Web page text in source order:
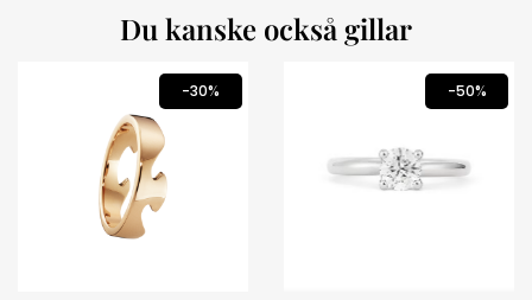
Du kanske också gillar
-30% -50%